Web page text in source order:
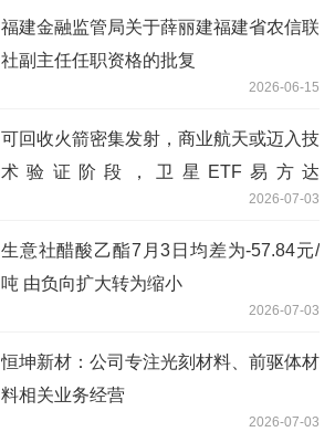
福建金融监管局关于薛丽建福建省农信联
社副主任任职资格的批复
2026-06-15
可回收火箭密集发射，商业航天或迈入技
术验证阶段，卫星ETF易方达
2026-07-03
生意社醋酸乙酯7月3日均差为-57.84元/
吨 由负向扩大转为缩小
2026-07-03
恒坤新材：公司专注光刻材料、前驱体材
料相关业务经营
2026-07-03